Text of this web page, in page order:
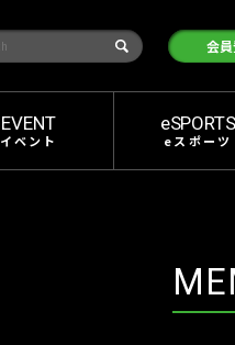
検
会
EVENT
イベント
eSPORTS
eスポーツ